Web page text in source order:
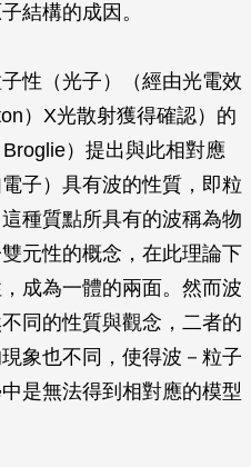
結構的成因。
性（光子）（經由光電效
）X光散射獲得確認）的
）提出與此相對應
子）具有波的性質，即粒
種質點所具有的波稱為物
元性的概念，在此理論下
成為一體的兩面。然而波
同的性質與觀念，二者的
象也不同，使得波－粒子
是無法得到相對應的模型